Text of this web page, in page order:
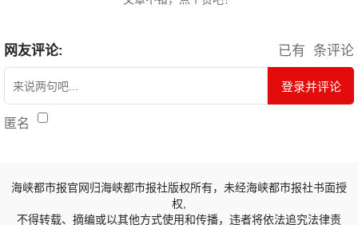
网友评论: 已有 条评论
登录并评论
匿名
海峡都市报官网归海峡都市报社版权所有，未经海峡都市报社书面授
权,
不得转载、摘编或以其他方式使用和传播，违者将依法追究法律责